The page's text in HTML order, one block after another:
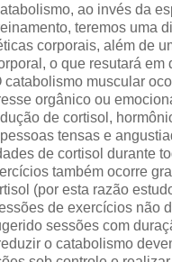
ao invés da
teremos uma
corporais, além de
o que resutará em
catabolismo muscular
orgânico ou
de cortisol,
tensas e
de cortisol durante
também ocorre
(por esta razão
de exercícios não
sessões com
o catabolismo